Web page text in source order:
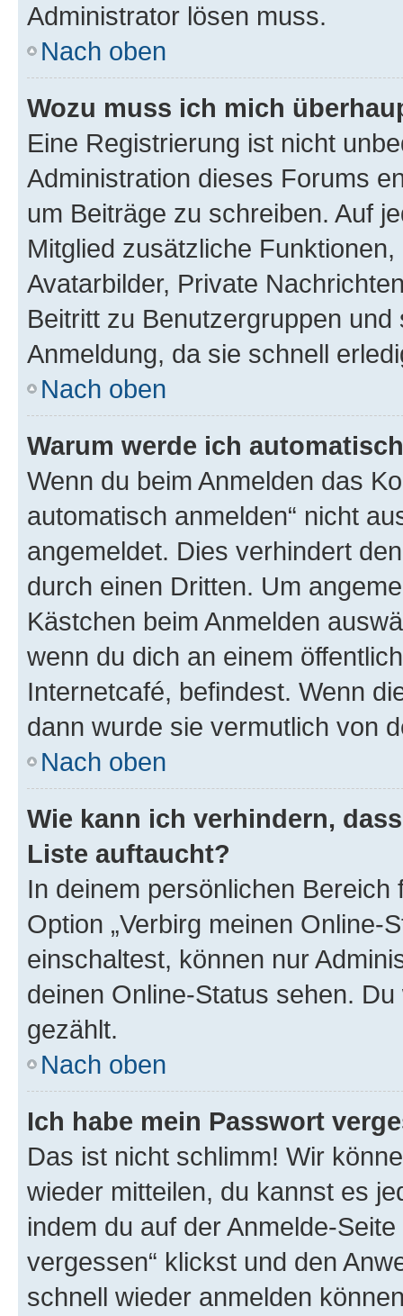
Administrator lösen muss.
Nach oben
Wozu muss ich mich
Eine Registrierung ist nicht
Administration dieses Forums
um Beiträge zu schreiben. Auf
Mitglied zusätzliche
Avatarbilder, Private
Beitritt zu Benutzergruppen
Anmeldung, da sie schnell
Nach oben
Warum werde ich
Wenn du beim Anmelden das
automatisch anmelden“ nicht
angemeldet. Dies verhindert
durch einen Dritten. Um
Kästchen beim Anmelden
wenn du dich an einem
Internetcafé, befindest. Wenn
dann wurde sie vermutlich von
Nach oben
Wie kann ich verhindern,
Liste auftaucht?
In deinem persönlichen
Option „Verbirg meinen Online-
einschaltest, können nur
deinen Online-Status sehen.
gezählt.
Nach oben
Ich habe mein Passwort
Das ist nicht schlimm! Wir
wieder mitteilen, du kannst es
indem du auf der Anmelde-
vergessen“ klickst und den
schnell wieder anmelden